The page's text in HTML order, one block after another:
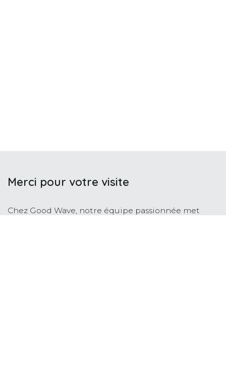
Merci pour votre visite
Chez Good Wave, notre équipe passionnée met